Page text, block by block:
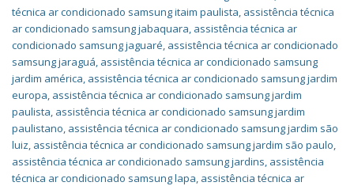
técnica ar condicionado samsung itaim paulista, assistência técnica
ar condicionado samsung jabaquara, assistência técnica ar
condicionado samsung jaguaré, assistência técnica ar condicionado
samsung jaraguá, assistência técnica ar condicionado samsung
jardim américa, assistência técnica ar condicionado samsung jardim
europa, assistência técnica ar condicionado samsung jardim
paulista, assistência técnica ar condicionado samsung jardim
paulistano, assistência técnica ar condicionado samsung jardim são
luiz, assistência técnica ar condicionado samsung jardim são paulo,
assistência técnica ar condicionado samsung jardins, assistência
técnica ar condicionado samsung lapa, assistência técnica ar